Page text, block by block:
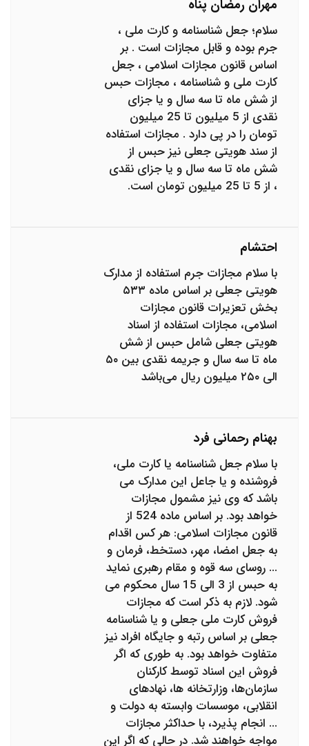
مهران رمضان پناه
سلام؛ جعل شناسنامه و کارت ملی ،
جرم بوده و قابل مجازات است . بر
اساس قانون مجازات اسلامی ، جعل
کارت ملی و شناسنامه ، مجازات حبس
از شش ماه تا سه سال و یا جزای
نقدی از 5 میلیون تا 25 میلیون
تومان را در پی دارد . مجازات استفاده
از سند هویتی جعلی نیز حبس از
شش ماه تا سه سال و یا جزای نقدی
، از 5 تا 25 میلیون تومان است.
احتشام
با سلام مجازات جرم استفاده از مدارک
هویتی جعلی بر اساس ماده ۵۳۳
بخش تعزیرات قانون مجازات
اسلامی، مجازات استفاده از اسناد
هویتی جعلی شامل حبس از شش
ماه تا سه سال و جریمه نقدی بین ۵۰
الی ۲۵۰ میلیون ریال می‌باشد
بهنام رحمانی فرد
با سلام جعل شناسنامه یا کارت ملی،
فروشنده و یا جاعل این مدارک می
باشد که وی نیز مشمول مجازات
خواهد بود. بر اساس ماده 524 از
قانون مجازات اسلامی: هر کس اقدام
به جعل امضا، مهر، دستخط، فرمان و
... روسای سه قوه و مقام رهبری نماید
به حبس از 3 الی 15 سال محکوم می
شود. لازم به ذکر است که مجازات
فروش کارت ملی جعلی و یا شناسنامه
جعلی بر اساس رتبه و جایگاه افراد نیز
متفاوت خواهد بود. به طوری که اگر
فروش این اسناد توسط کارکنان
سازمان‌ها، وزارتخانه ها، نهادهای
انقلابی، موسسات وابسته به دولت و
... انجام پذیرد، با حداکثر مجازات
مواجه خواهند شد. در حالی که اگر این